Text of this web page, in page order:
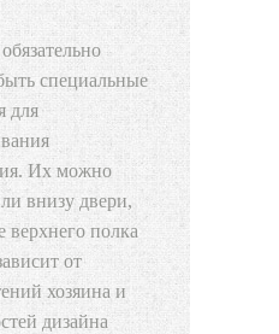
специальные
для
Их можно
внизу двери,
полка
от
хозяина и
дизайна